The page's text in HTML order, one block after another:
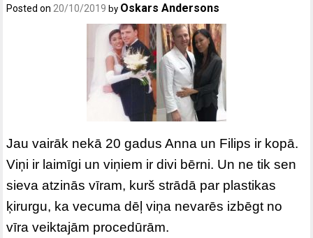
Posted on20/10/2019 by Oskars Andersons
Jau vairāk nekā 20 gadus Anna un Filips ir kopā.
Viņi ir laimīgi un viņiem ir divi bērni. Un ne tik sen
sieva atzinās vīram, kurš strādā par plastikas
ķirurgu, ka vecuma dēļ viņa nevarēs izbēgt no
vīra veiktajām procedūrām.